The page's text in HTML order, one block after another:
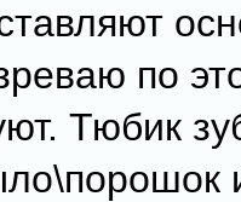
по
Тюбик